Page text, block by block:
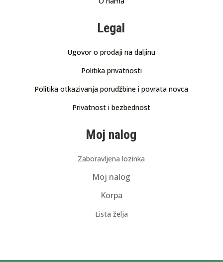
Legal
Ugovor o prodaji na daljinu
Politika privatnosti
Politika otkazivanja porudžbine i povrata novca
Privatnost i bezbednost
Moj nalog
Zaboravljena lozinka
Moj nalog
Korpa
Lista želja